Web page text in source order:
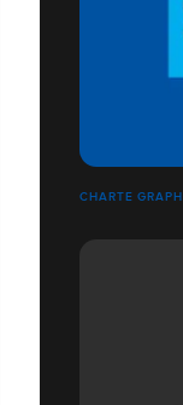
CHARTE